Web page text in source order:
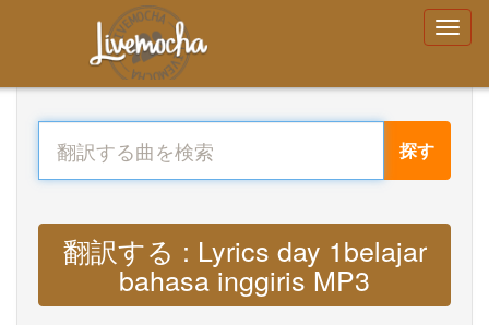
探す
翻訳する : Lyrics day 1belajar
bahasa inggiris MP3